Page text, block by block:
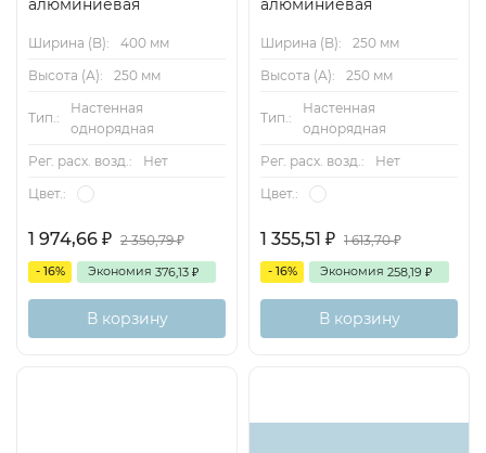
Ширина (B):
400 мм
Высота (А):
250 мм
Тип.:
Настенная
однорядная
Рег. расх. возд.:
Нет
Цвет.:
1 974,66 ₽ 2 350,79₽
- 16% Экономия 376,13 ₽
В корзину
Ширина (B):
250 мм
Высота (А):
250 мм
Тип.:
Настенная
однорядная
Рег. расх. возд.:
Нет
Цвет.:
1 355,51 ₽ 1 613,70₽
- 16% Экономия 258,19 ₽
В корзину